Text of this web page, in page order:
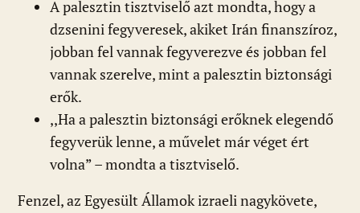
A palesztin tisztviselő azt mondta, hogy a
dzsenini fegyveresek, akiket Irán finanszíroz,
jobban fel vannak fegyverezve és jobban fel
vannak szerelve, mint a palesztin biztonsági
erők.
,,Ha a palesztin biztonsági erőknek elegendő
fegyverük lenne, a művelet már véget ért
volna” – mondta a tisztviselő.
Fenzel, az Egyesült Államok izraeli nagykövete,